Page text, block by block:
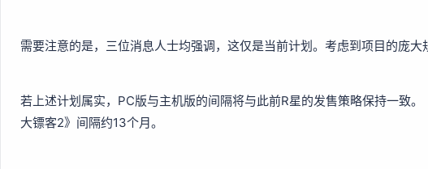
需要注意的是，三位消息人士均强调，这仅是当前计划。考虑到项目的庞大
若上述计划属实，PC版与主机版的间隔将与此前R星的发售策略保持一致
大镖客2》间隔约13个月。